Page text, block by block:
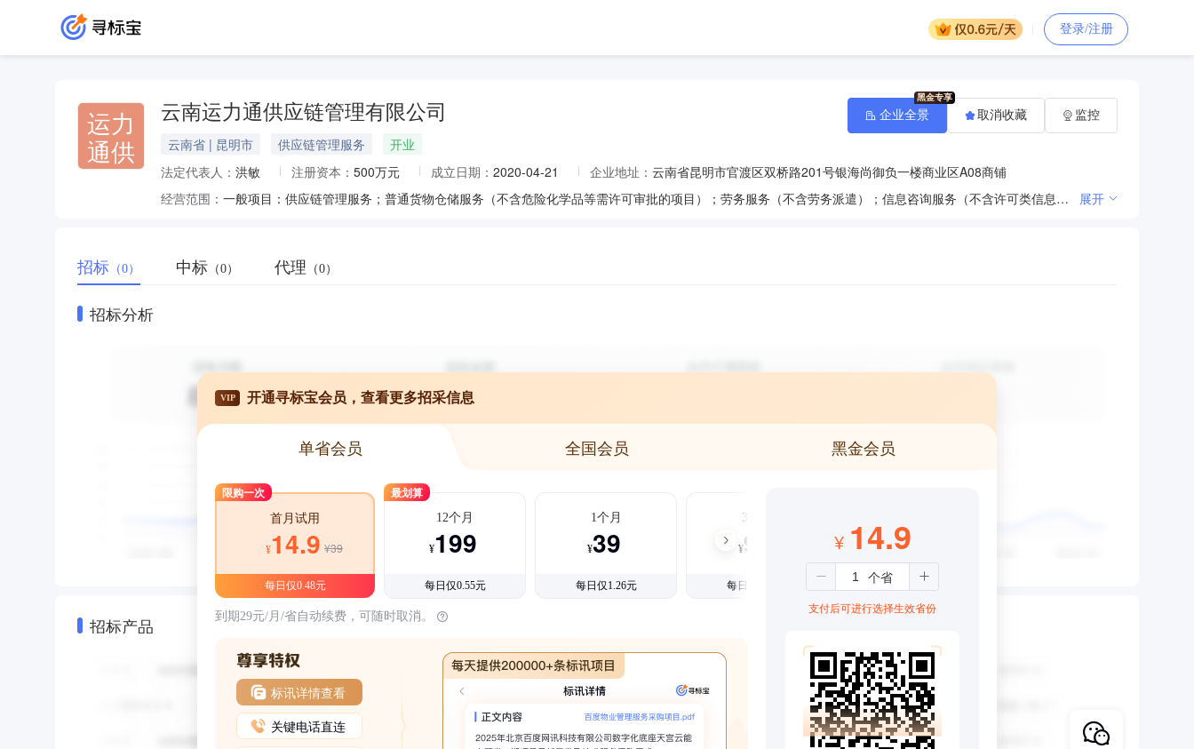
登录/注册
运力
通供
云南运力通供应链管理有限公司
云南省 | 昆明市 供应链管理服务
开业
法定代表人： 洪敏 注册资本： 500万元 成立日期： 2020-04-21 企业地址： 云南省昆明市官渡区双桥路201号银海尚御负一楼商业区A08商铺
经营范围：
一般项目：供应链管理服务；普通货物仓储服务（不含危险化学品等需许可审批的项目）；劳务服务（不含劳务派遣）；信息咨询服务（不含许可类信息咨询服务）；信息技术咨询服务；仓储设备租赁服务；包装服务；国内货物运输代理；运输货物打包服务；企业管理咨询；物业管理；软件开发；技术服务、技术开发、技术咨询、技术交流、技术转让、技术推广；装卸搬运；租赁服务（不含许可类租赁服务）；运输设备租赁服务；广告制作；广告设计、代理；人力资源服务（不含职业中介活动、劳务派遣服务）；国内贸易代理；化工产品销售（不含许可类化工产品）；销售代理；煤炭及制品销售。（除依法须经批准的项目外，凭营业执照依法自主开展经营活动）许可项目：道路货物运输（不含危险货物）。（依法须经批准的项目，经相关部门批准后方可开展经营活动，具体经营项目以相关部门批准文件或许可证件为准） 展开
企业全景 取消收藏 监控
招标 （0） 中标 （0） 代理 （0）
招标分析
招标产品
VIP 开通寻标宝会员，查看更多招采信息
单省会员 全国会员 黑金会员
限购一次
首月试用
¥14.9 ¥39
每日仅0.48元
最划算
12个月
¥199
每日仅0.55元
1个月
¥39
每日仅1.26元
3个月
¥99
每日仅1.08元
到期29元/月/省自动续费，可随时取消。
标讯详情查看
关键电话直连
¥ 14.9
支付后可进行选择生效省份